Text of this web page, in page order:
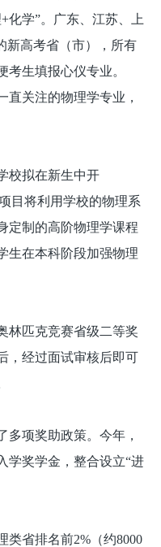
化学”。广东、江苏、上
新高考省（市），所有
生填报心仪专业。
直关注的物理学专业，
校拟在新生中开
目将利用学校的物理系
定制的高阶物理学课程
生在本科阶段加强物理
林匹克竞赛省级二等奖
，经过面试审核后即可
多项奖助政策。今年，
学奖学金，整合设立“进
类省排名前2%（约8000